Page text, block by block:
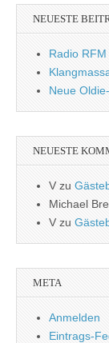
NEUESTE
Radio
Neue
NEUESTE
V zu
Michael
Vzu
META
Anmelden
Eintrags-